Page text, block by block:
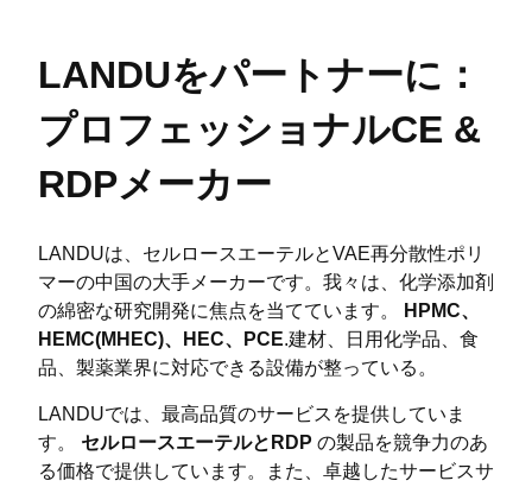
LANDUをパートナーに：
プロフェッショナルCE &
RDPメーカー
LANDUは、セルロースエーテルとVAE再分散性ポリ
マーの中国の大手メーカーです。我々は、化学添加剤
の綿密な研究開発に焦点を当てています。
HPMC、
HEMC(MHEC)、HEC、PCE.建材、日用化学品、食
品、製薬業界に対応できる設備が整っている。
LANDUでは、最高品質のサービスを提供していま
す。 セルロースエーテルとRDP の製品を競争力のあ
る価格で提供しています。また、卓越したサービスサ